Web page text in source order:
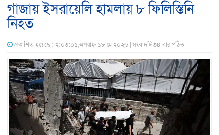
গাজায় ইসরায়েলি হামলায় ৮ ফিলিস্তিনি
নিহত
প্রকাশিত হয়েছে : ২:০৩:০১,অপরাহ্ন ১৮ মে ২০২৬ | সংবাদটি ৩৪ বার পঠিত